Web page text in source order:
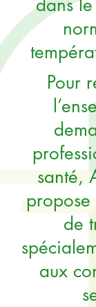
dans
Pour
santé,
propose
de
aux